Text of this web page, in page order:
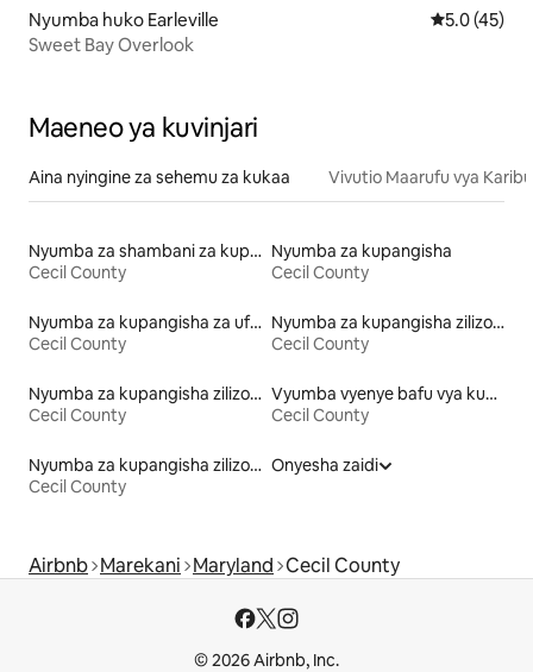
Nyumba huko Earleville Ukadiriaji
5.0 (45)
Sweet Bay Overlook
Maeneo ya kuvinjari
Aina nyingine za sehemu za kukaa Vivutio Maarufu vya Karibu
Nyumba za shambani za kupangisha
Cecil County
Nyumba za kupangisha
Cecil County
Nyumba za kupangisha za ufukweni
Cecil County
Nyumba za kupangisha zilizo na kayak
Cecil County
Nyumba za kupangisha zilizo na ufikiaji wa ziwa
Cecil County
Vyumba vyenye bafu vya kupangisha
Cecil County
Nyumba za kupangisha zilizo na beseni la maji moto
Cecil County
Onyesha zaidi
Airbnb Marekani Maryland Cecil County
© 2026 Airbnb, Inc.